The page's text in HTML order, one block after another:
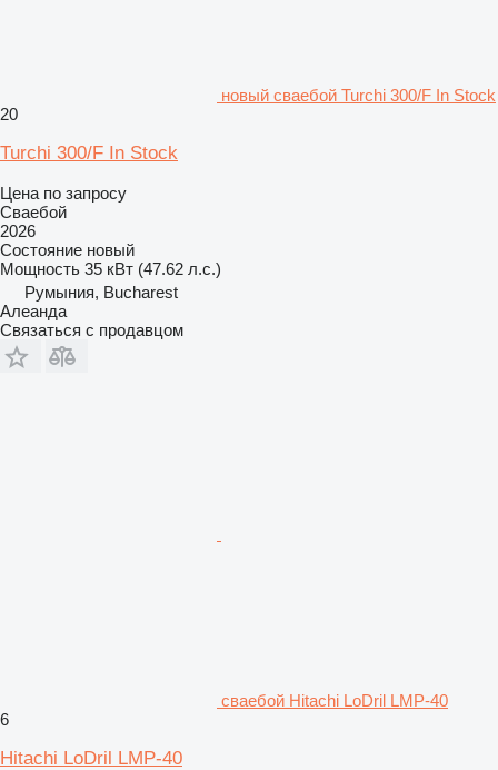
новый сваебой Turchi 300/F In Stock
20
Turchi 300/F In Stock
Цена по запросу
Сваебой
2026
Состояние новый
Мощность 35 кВт (47.62 л.с.)
Румыния, Bucharest
Алеанда
Связаться с продавцом
сваебой Hitachi LoDril LMP-40
6
Hitachi LoDril LMP-40